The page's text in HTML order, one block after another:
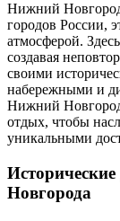
Нижний
городов России,
атмосферой.
создавая
своими
набережными и
Нижний Новгород
отдых, чтобы
уникальными
Новгорода